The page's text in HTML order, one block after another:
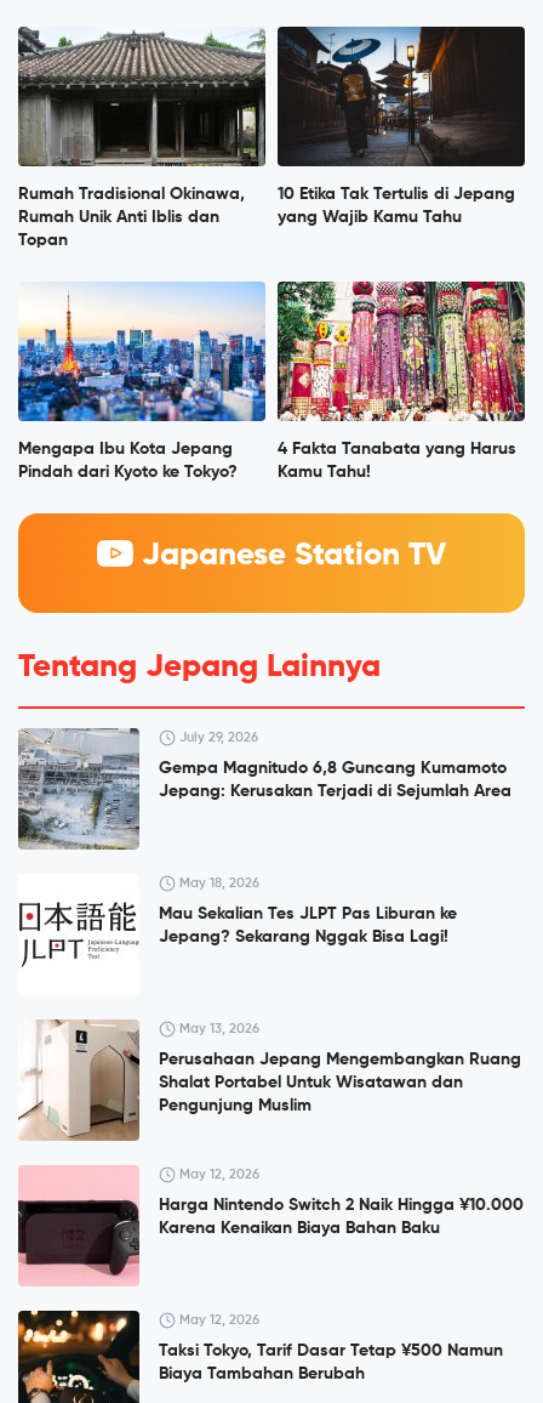
Rumah Tradisional Okinawa,
Rumah Unik Anti Iblis dan
Topan
10 Etika Tak Tertulis di Jepang
yang Wajib Kamu Tahu
Mengapa Ibu Kota Jepang
Pindah dari Kyoto ke Tokyo?
4 Fakta Tanabata yang Harus
Kamu Tahu!
Japanese Station TV
Tentang Jepang Lainnya
July 29, 2026
Gempa Magnitudo 6,8 Guncang Kumamoto
Jepang: Kerusakan Terjadi di Sejumlah Area
May 18, 2026
Mau Sekalian Tes JLPT Pas Liburan ke
Jepang? Sekarang Nggak Bisa Lagi!
May 13, 2026
Perusahaan Jepang Mengembangkan Ruang
Shalat Portabel Untuk Wisatawan dan
Pengunjung Muslim
May 12, 2026
Harga Nintendo Switch 2 Naik Hingga ¥10.000
Karena Kenaikan Biaya Bahan Baku
May 12, 2026
Taksi Tokyo, Tarif Dasar Tetap ¥500 Namun
Biaya Tambahan Berubah